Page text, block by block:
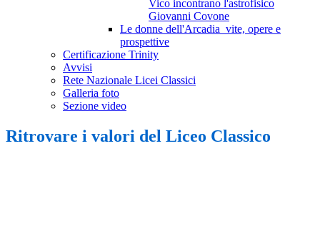
Vico incontrano l'astrofisico
Giovanni Covone
Le donne dell'Arcadia_vite, opere e
prospettive
Certificazione Trinity
Avvisi
Rete Nazionale Licei Classici
Galleria foto
Sezione video
Ritrovare i valori del Liceo Classico